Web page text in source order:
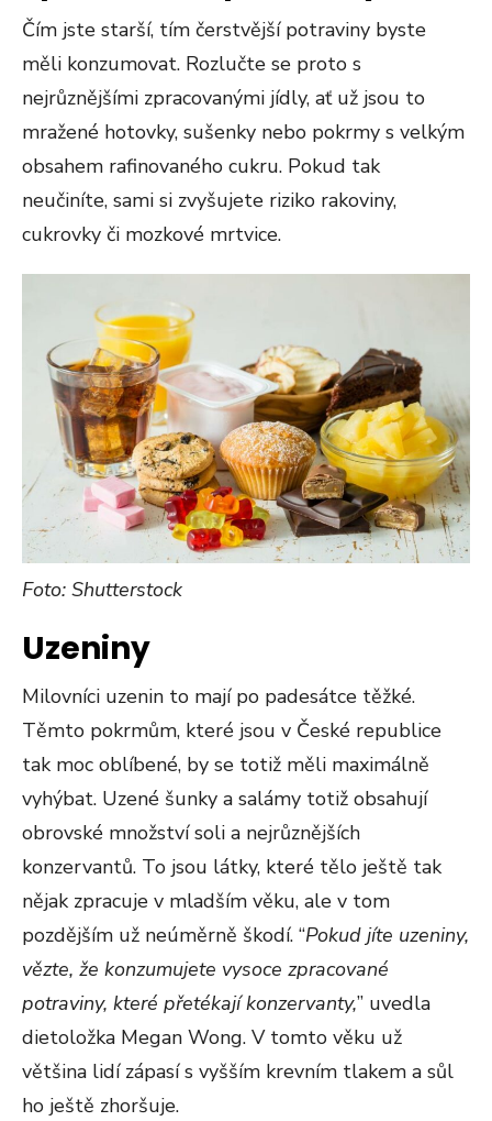
Čím jste starší, tím čerstvější potraviny byste
měli konzumovat. Rozlučte se proto s
nejrůznějšími zpracovanými jídly, ať už jsou to
mražené hotovky, sušenky nebo pokrmy s velkým
obsahem rafinovaného cukru. Pokud tak
neučiníte, sami si zvyšujete riziko rakoviny,
cukrovky či mozkové mrtvice.
Foto: Shutterstock
Uzeniny
Milovníci uzenin to mají po padesátce těžké.
Těmto pokrmům, které jsou v České republice
tak moc oblíbené, by se totiž měli maximálně
vyhýbat. Uzené šunky a salámy totiž obsahují
obrovské množství soli a nejrůznějších
konzervantů. To jsou látky, které tělo ještě tak
nějak zpracuje v mladším věku, ale v tom
pozdějším už neúměrně škodí. “Pokud jíte uzeniny,
vězte, že konzumujete vysoce zpracované
potraviny, které přetékají konzervanty,” uvedla
dietoložka Megan Wong. V tomto věku už
většina lidí zápasí s vyšším krevním tlakem a sůl
ho ještě zhoršuje.